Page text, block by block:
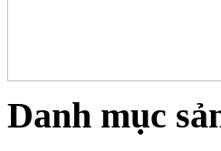
Danh mục